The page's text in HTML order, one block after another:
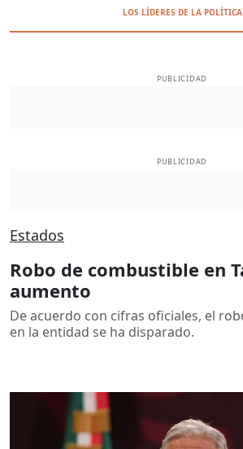
LOS LÍDERES DE LA POLÍTICA
PUBLICIDAD
PUBLICIDAD
Estados
Robo de combustible en
aumento
De acuerdo con cifras oficiales, el
en la entidad se ha disparado.